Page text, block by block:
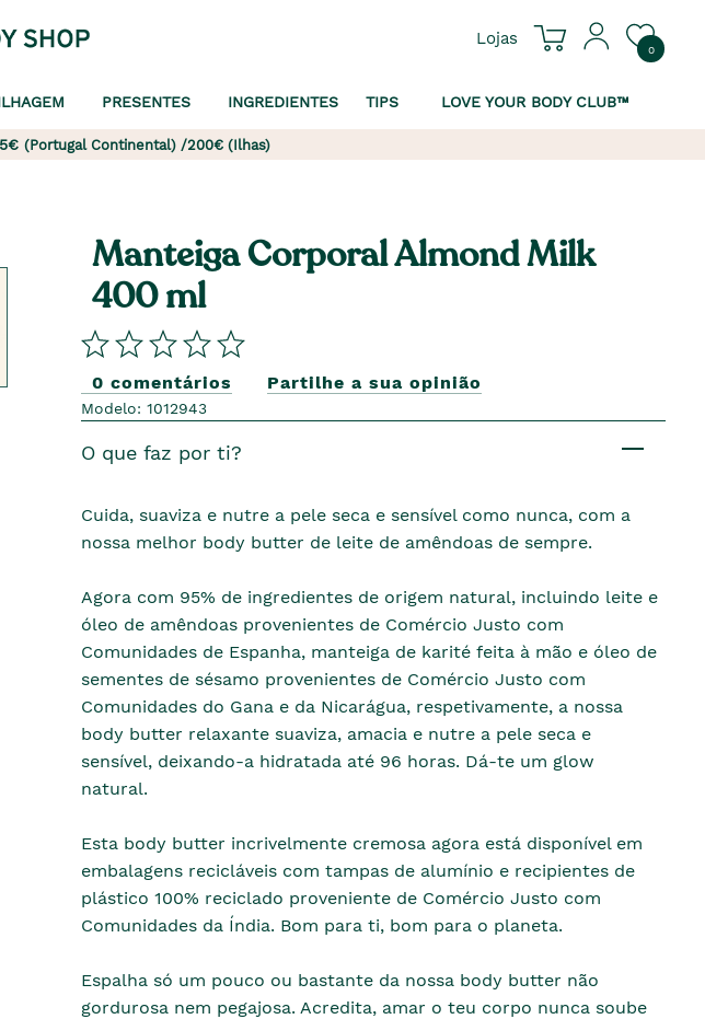
Lojas
0
PRESENTES INGREDIENTES TIPS LOVE YOUR BODY CLUB™
(Portugal Continental) /200€ (Ilhas)
Manteiga Corporal Almond Milk
400 ml
0 comentários Partilhe a sua opinião
Modelo: 1012943
O que faz por ti?
Cuida, suaviza e nutre a pele seca e sensível como nunca, com a
nossa melhor body butter de leite de amêndoas de sempre.
Agora com 95% de ingredientes de origem natural, incluindo leite e
óleo de amêndoas provenientes de Comércio Justo com
Comunidades de Espanha, manteiga de karité feita à mão e óleo de
sementes de sésamo provenientes de Comércio Justo com
Comunidades do Gana e da Nicarágua, respetivamente, a nossa
body butter relaxante suaviza, amacia e nutre a pele seca e
sensível, deixando-a hidratada até 96 horas. Dá-te um glow
natural.
Esta body butter incrivelmente cremosa agora está disponível em
embalagens recicláveis com tampas de alumínio e recipientes de
plástico 100% reciclado proveniente de Comércio Justo com
Comunidades da Índia. Bom para ti, bom para o planeta.
Espalha só um pouco ou bastante da nossa body butter não
gordurosa nem pegajosa. Acredita, amar o teu corpo nunca soube